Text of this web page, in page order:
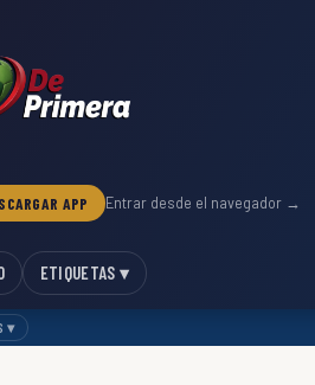
APP Entrar desde el navegador →
ETIQUETAS ▾
▾